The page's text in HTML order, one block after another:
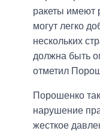
ракеты имеют
могут легко
нескольких
должна быть
отметил
Порошенко
нарушение
жесткое